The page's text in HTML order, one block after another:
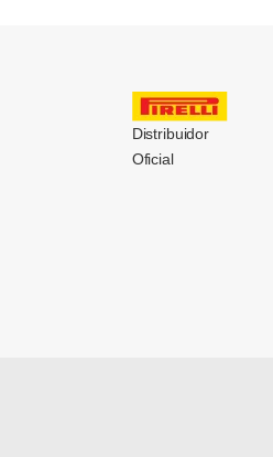
Distribuidor
Oficial